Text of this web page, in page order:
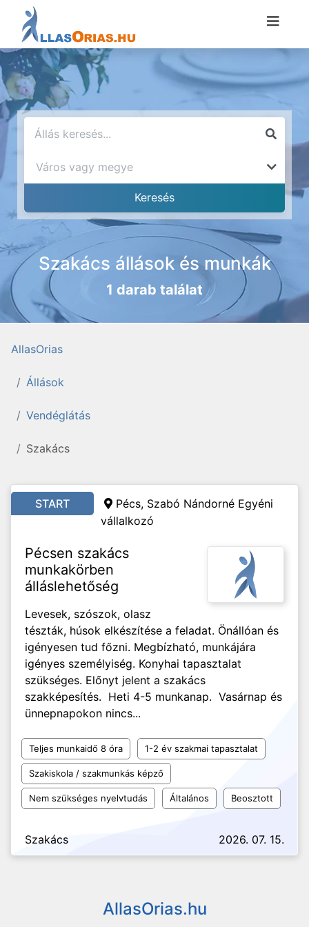
Szakács állások és munkák
1 darab találat
AllasOrias
Állások
Vendéglátás
Szakács
START
Pécs, Szabó Nándorné Egyéni
vállalkozó
Pécsen szakács
munkakörben
álláslehetőség
Levesek, szószok, olasz
tészták, húsok elkészítése a feladat. Önállóan és
igényesen tud főzni. Megbízható, munkájára
igényes személyiség. Konyhai tapasztalat
szükséges. Előnyt jelent a szakács
szakképesítés. Heti 4-5 munkanap. Vasárnap és
ünnepnapokon nincs...
Teljes munkaidő 8 óra 1-2 év szakmai tapasztalat
Szakiskola / szakmunkás képző
Nem szükséges nyelvtudás Általános Beosztott
Szakács 2026. 07. 15.
AllasOrias.hu